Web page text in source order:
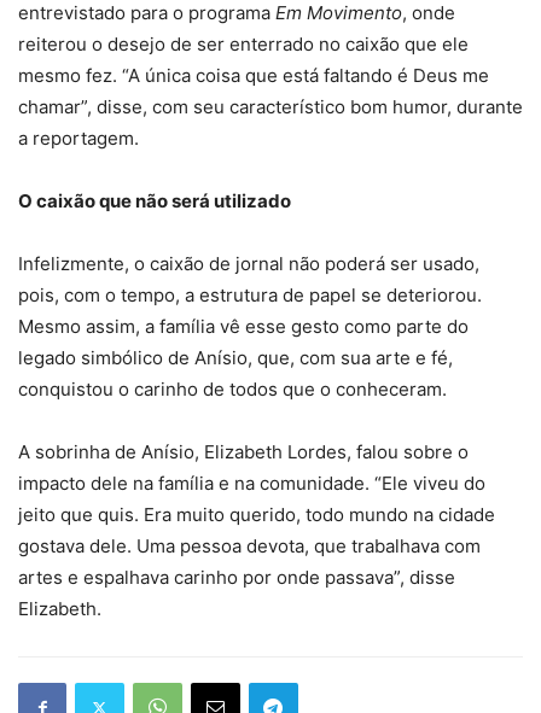
entrevistado para o programa Em Movimento, onde
reiterou o desejo de ser enterrado no caixão que ele
mesmo fez. “A única coisa que está faltando é Deus me
chamar”, disse, com seu característico bom humor, durante
a reportagem.
O caixão que não será utilizado
Infelizmente, o caixão de jornal não poderá ser usado,
pois, com o tempo, a estrutura de papel se deteriorou.
Mesmo assim, a família vê esse gesto como parte do
legado simbólico de Anísio, que, com sua arte e fé,
conquistou o carinho de todos que o conheceram.
A sobrinha de Anísio, Elizabeth Lordes, falou sobre o
impacto dele na família e na comunidade. “Ele viveu do
jeito que quis. Era muito querido, todo mundo na cidade
gostava dele. Uma pessoa devota, que trabalhava com
artes e espalhava carinho por onde passava”, disse
Elizabeth.